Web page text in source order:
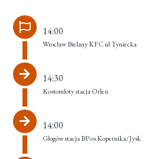
14:00
Wrocław Bielany KFC ul Tyniecka
14:30
Kostomłoty stacja Orlen
14:00
Głogów stacja BP os Kopernika/Jysk